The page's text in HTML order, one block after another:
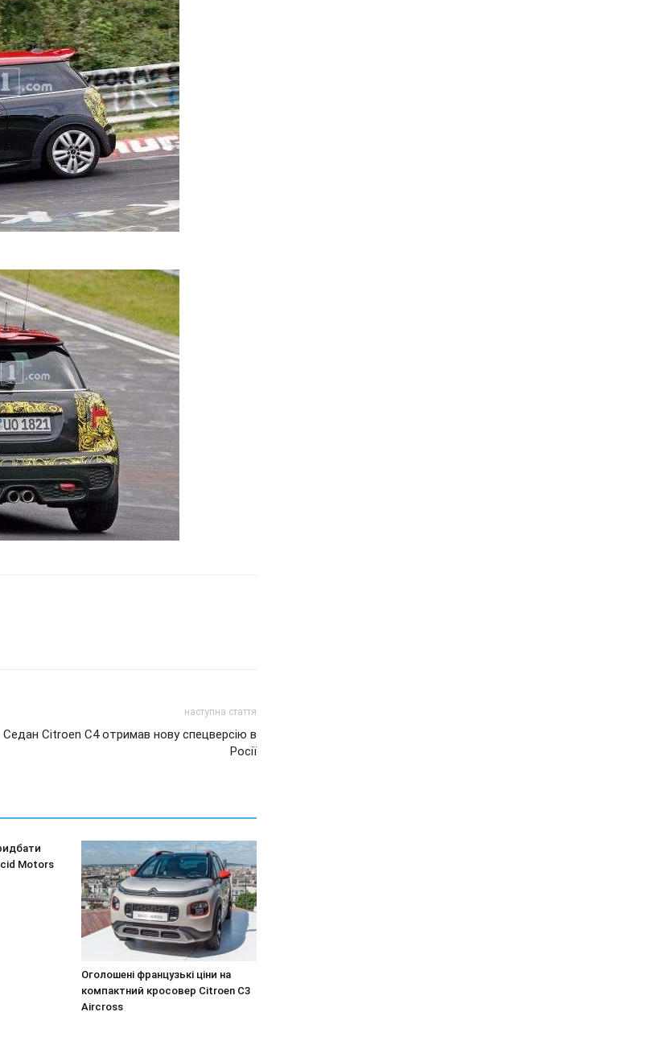
наступна стаття
Седан Citroen C4 отримав нову спецверсію в
Росії
Motors
Оголошені французькі ціни на
компактний кросовер Citroen C3
Aircross